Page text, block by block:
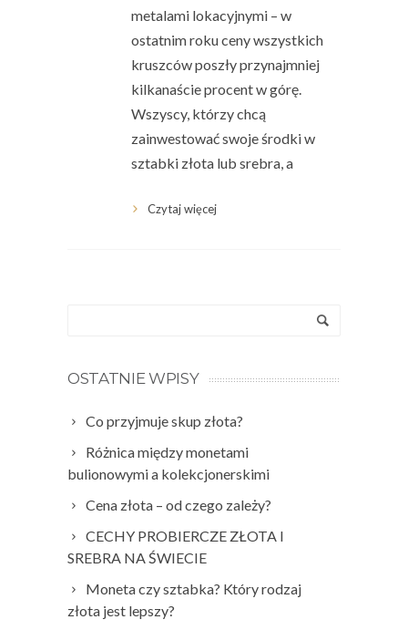
metalami lokacyjnymi – w
ostatnim roku ceny wszystkich
kruszców poszły przynajmniej
kilkanaście procent w górę.
Wszyscy, którzy chcą
zainwestować swoje środki w
sztabki złota lub srebra, a
Czytaj więcej
OSTATNIE WPISY
Co przyjmuje skup złota?
Różnica między monetami
bulionowymi a kolekcjonerskimi
Cena złota – od czego zależy?
CECHY PROBIERCZE ZŁOTA I
SREBRA NA ŚWIECIE
Moneta czy sztabka? Który rodzaj
złota jest lepszy?